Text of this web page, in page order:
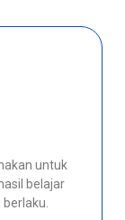
untuk
belajar